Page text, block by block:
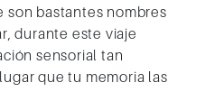
son bastantes nombres
durante este viaje
sensorial tan
que tu memoria las